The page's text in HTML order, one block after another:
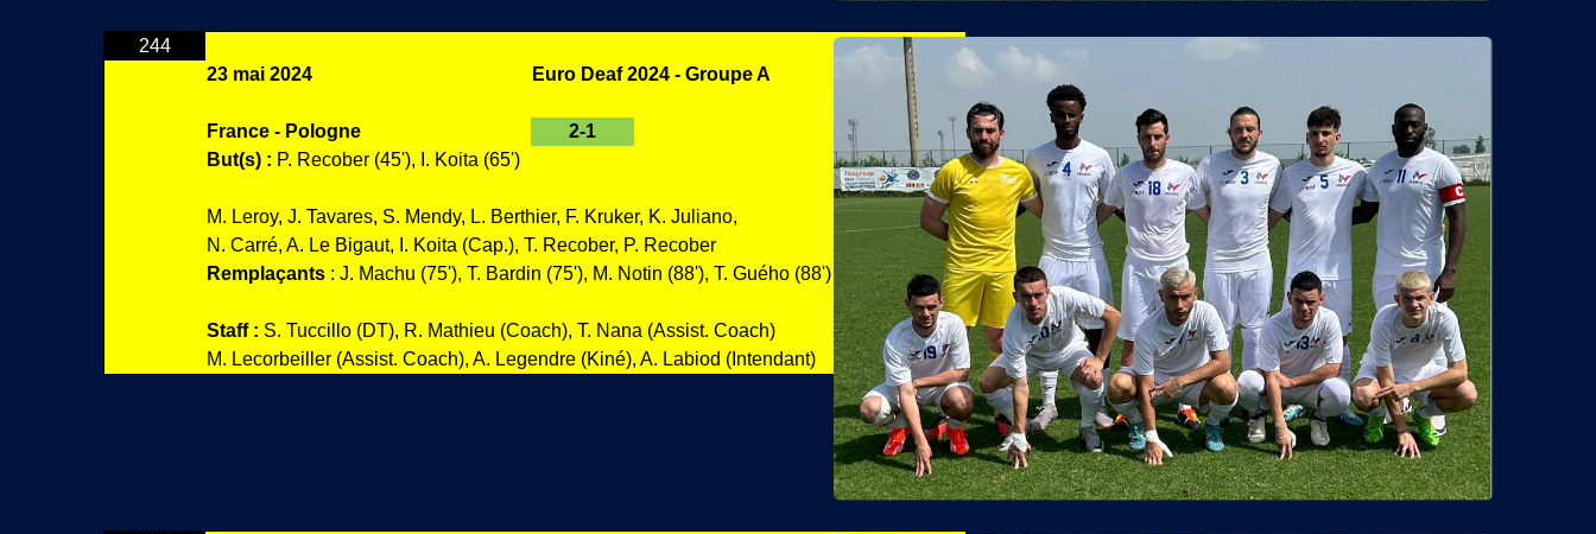
244
23 mai 2024
Euro Deaf 2024 - Groupe A
France - Pologne
2-1
But(s) : P. Recober (45'), I. Koita (65')
M. Leroy, J. Tavares, S. Mendy, L. Berthier, F. Kruker, K. Juliano,
N. Carré, A. Le Bigaut, I. Koita (Cap.), T. Recober, P. Recober
Remplaçants : J. Machu (75'), T. Bardin (75'), M. Notin (88'), T. Guého (88')
Staff : S. Tuccillo (DT), R. Mathieu (Coach), T. Nana (Assist. Coach)
M. Lecorbeiller (Assist. Coach), A. Legendre (Kiné), A. Labiod (Intendant)